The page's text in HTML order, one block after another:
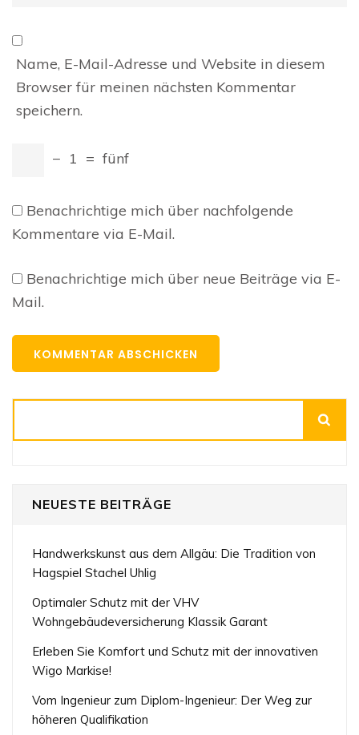
Name, E-Mail-Adresse und Website in diesem
Browser für meinen nächsten Kommentar
speichern.
− 1 = fünf
Benachrichtige mich über nachfolgende
Kommentare via E-Mail.
Benachrichtige mich über neue Beiträge via E-
Mail.
NEUESTE BEITRÄGE
Handwerkskunst aus dem Allgäu: Die Tradition von
Hagspiel Stachel Uhlig
Optimaler Schutz mit der VHV
Wohngebäudeversicherung Klassik Garant
Erleben Sie Komfort und Schutz mit der innovativen
Wigo Markise!
Vom Ingenieur zum Diplom-Ingenieur: Der Weg zur
höheren Qualifikation